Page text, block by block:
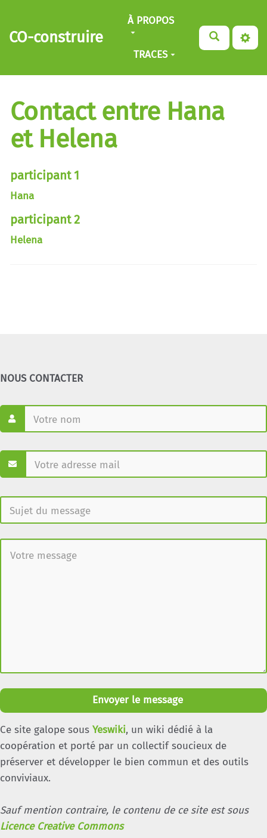
Aller au contenu principal
CO-construire
À PROPOS
TRACES
Contact entre Hana
et Helena
participant 1
Hana
participant 2
Helena
NOUS CONTACTER
Envoyer le message
Ce site galope sous Yeswiki, un wiki dédié à la
coopération et porté par un collectif soucieux de
préserver et développer le bien commun et des outils
conviviaux.
Sauf mention contraire, le contenu de ce site est sous
Licence Creative Commons